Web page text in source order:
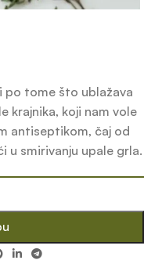
po tome što ublažava
krajnika, koji nam vole
antiseptikom, čaj od
u smirivanju upale grla.